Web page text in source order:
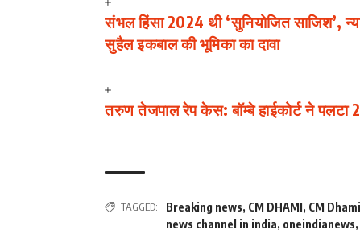
संभल हिंसा 2024 थी ‘सुनियोजित साजिश’,
सुहैल इकबाल की भूमिका का दावा
तरुण तेजपाल रेप केस: बॉम्बे हाईकोर्ट ने पलटा
TAGGED: Breaking news, CM DHAMI, CM
news channel in india, oneindianews,